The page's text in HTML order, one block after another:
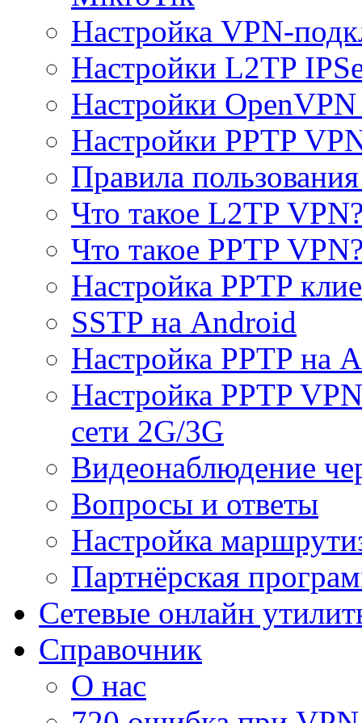
Настройка VPN-
Настройки L2TP
Настройки
Настройки PPTP
Правила
Что такое L2TP
Что такое PPTP
Настройка PPTP
SSTP на Android
Настройка PPTP на
Настройка PPTP
сети 2G/3G
Видеонаблюдение
Вопросы и ответы
Настройка
Партнёрская
Сетевые онлайн
Справочник
О нас